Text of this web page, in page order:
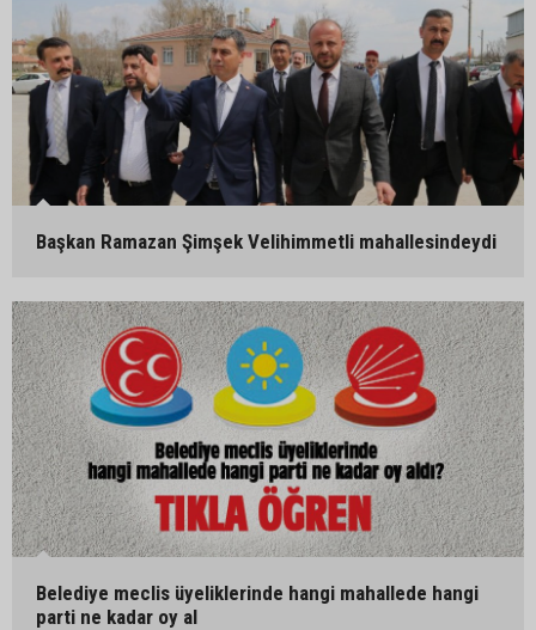
Başkan Ramazan Şimşek Velihimmetli mahallesindeydi
Belediye meclis üyeliklerinde hangi mahallede hangi
parti ne kadar oy al